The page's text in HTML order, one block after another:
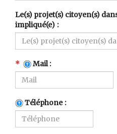
Le(s) projet(s) citoyen(s)
impliqué(e)
Mail
Téléphone